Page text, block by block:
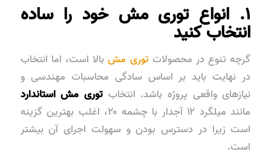
۱. انواع توری مش خود را ساده
انتخاب کنید
گرچه تنوع در محصولات توری مشبالا است، اما انتخاب
در نهایت باید بر اساس سادگی محاسبات مهندسی و
نیازهای واقعی پروژه باشد. انتخابتوری مش استاندارد
مانند میلگرد ۱۲ آجدار با چشمه ۲۰، اغلب بهترین گزینه
است زیرا در دسترس بودن و سهولت اجرای آن بیشتر
است.